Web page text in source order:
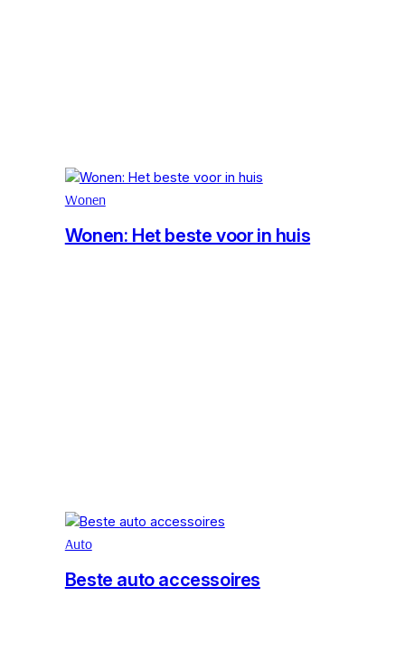
Wonen
Wonen: Het beste voor in huis
Auto
Beste auto accessoires